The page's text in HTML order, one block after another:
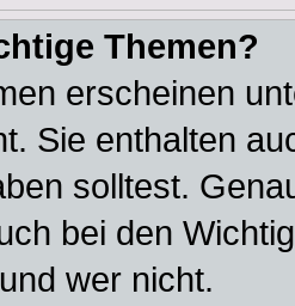
Themen?
erscheinen
Sie enthalten
solltest.
bei den
wer nicht.